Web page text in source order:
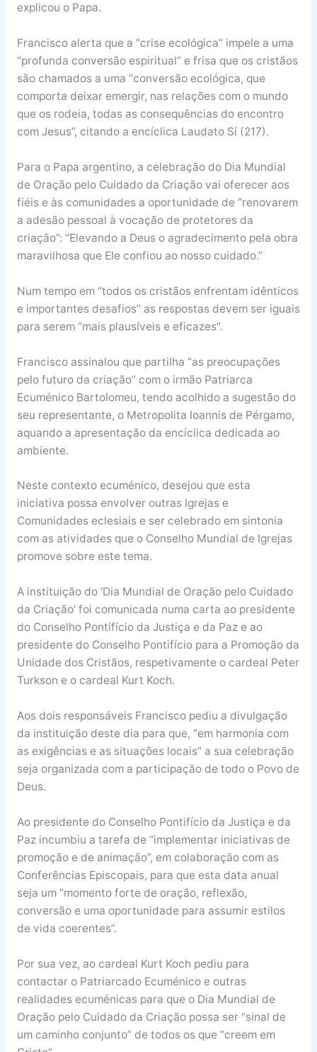
explicou o Papa.
Francisco alerta que a “crise ecológica” impele a uma
“profunda conversão espiritual” e frisa que os cristãos
são chamados a uma “conversão ecológica, que
comporta deixar emergir, nas relações com o mundo
que os rodeia, todas as consequências do encontro
com Jesus”, citando a encíclica Laudato Sí (217).
Para o Papa argentino, a celebração do Dia Mundial
de Oração pelo Cuidado da Criação vai oferecer aos
fiéis e às comunidades a oportunidade de “renovarem
a adesão pessoal à vocação de protetores da
criação”: “Elevando a Deus o agradecimento pela obra
maravilhosa que Ele confiou ao nosso cuidado.”
Num tempo em “todos os cristãos enfrentam idênticos
e importantes desafios” as respostas devem ser iguais
para serem “mais plausíveis e eficazes”.
Francisco assinalou que partilha “as preocupações
pelo futuro da criação” com o irmão Patriarca
Ecuménico Bartolomeu, tendo acolhido a sugestão do
seu representante, o Metropolita Ioannis de Pérgamo,
aquando a apresentação da encíclica dedicada ao
ambiente.
Neste contexto ecuménico, desejou que esta
iniciativa possa envolver outras Igrejas e
Comunidades eclesiais e ser celebrado em sintonia
com as atividades que o Conselho Mundial de Igrejas
promove sobre este tema.
A instituição do ‘Dia Mundial de Oração pelo Cuidado
da Criação’ foi comunicada numa carta ao presidente
do Conselho Pontifício da Justiça e da Paz e ao
presidente do Conselho Pontifício para a Promoção da
Unidade dos Cristãos, respetivamente o cardeal Peter
Turkson e o cardeal Kurt Koch.
Aos dois responsáveis Francisco pediu a divulgação
da instituição deste dia para que, “em harmonia com
as exigências e as situações locais” a sua celebração
seja organizada com a participação de todo o Povo de
Deus.
Ao presidente do Conselho Pontifício da Justiça e da
Paz incumbiu a tarefa de “implementar iniciativas de
promoção e de animação”, em colaboração com as
Conferências Episcopais, para que esta data anual
seja um “momento forte de oração, reflexão,
conversão e uma oportunidade para assumir estilos
de vida coerentes”.
Por sua vez, ao cardeal Kurt Koch pediu para
contactar o Patriarcado Ecuménico e outras
realidades ecuménicas para que o Dia Mundial de
Oração pelo Cuidado da Criação possa ser “sinal de
um caminho conjunto” de todos os que “creem em